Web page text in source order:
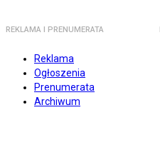
REKLAMA I PRENUMERATA
Reklama
Ogłoszenia
Prenumerata
Archiwum